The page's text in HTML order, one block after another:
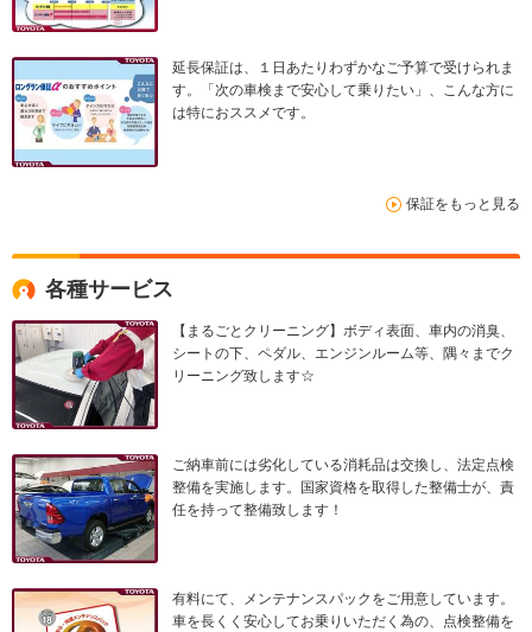
延長保証は、１日あたりわずかなご予算で受けられま
す。「次の車検まで安心して乗りたい」、こんな方に
は特におススメです。
保証をもっと見る
各種サービス
【まるごとクリーニング】ボディ表面、車内の消臭、
シートの下、ペダル、エンジンルーム等、隅々までク
リーニング致します☆
ご納車前には劣化している消耗品は交換し、法定点検
整備を実施します。国家資格を取得した整備士が、責
任を持って整備致します！
有料にて、メンテナンスパックをご用意しています。
車を長くく安心してお乗りいただく為の、点検整備を